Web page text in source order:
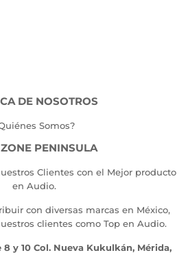
DE NOSOTROS
Somos?
PENINSULA
Clientes con el Mejor producto
en Audio.
con diversas marcas en México,
clientes como Top en Audio.
8 y 10 Col. Nueva Kukulkán, Mérida,